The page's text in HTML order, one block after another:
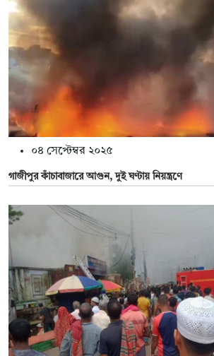
০৪ সেপ্টেম্বর ২০২৫
গাজীপুর কাঁচাবাজারে আগুন, দুই ঘণ্টায় নিয়ন্ত্রণে